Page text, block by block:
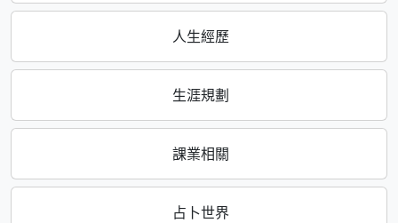
人生經歷
生涯規劃
課業相關
占卜世界